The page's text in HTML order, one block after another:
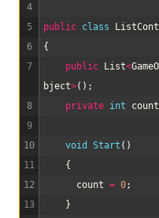
4
5
6
7
8
9
10
11
12
13
public class
{
public
List<
bject>( ) ;
private int count
void Start ( )
{
count = 0;
}